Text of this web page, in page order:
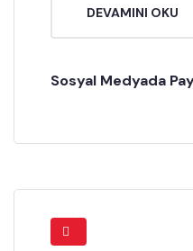
DEVAMINI OKU
Sosyal Medyada